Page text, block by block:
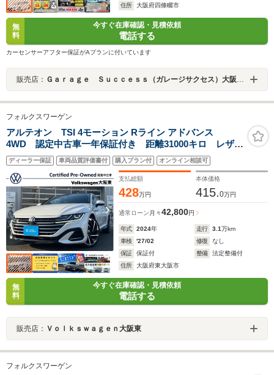
住所
大阪府四條畷市
無
料
今すぐ在庫確認・見積依頼
電話する
カーセンサーアフター保証がAプランに付いています
販売店： Ｇａｒａｇｅ Ｓｕｃｃｅｓｓ（ガレージサクセス）大阪外環店 クラウン・マークＸ セダン専門店
フォルクスワーゲン
アルテオン TSI 4モーション Rライン アドバンス
4WD 認定中古車一年保証付き 距離31000キロ レザー
シート サンルーフ パールホワイト ナビ オールア
ラウンドビューカメラ シートヒーター ETC ACC
レーンキープアシスト レーンチェンジアシスト
ディーラー保証 車両品質評価書付 購入プラン付 オンライン相談可
支払総額
428万円
本体価格
415.0万円
通常ローン 月々42,800円
年式 2024年 走行 3.1万km
車検
'27/02 修復
なし
保証
保証付 整備
法定整備付
住所
大阪府東大阪市
無
料
今すぐ在庫確認・見積依頼
電話する
販売店： Ｖｏｌｋｓｗａｇｅｎ大阪東
フォルクスワーゲン